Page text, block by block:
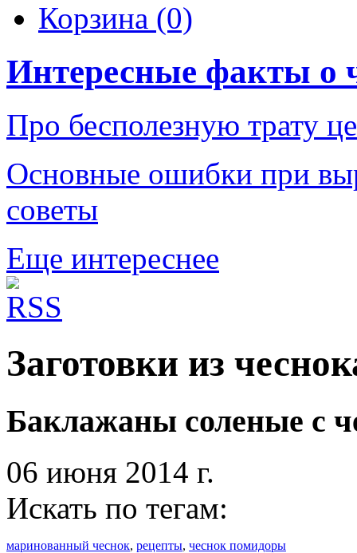
Корзина (0)
Интересные факты о
Про бесполезную трату
Основные ошибки при
советы
Еще интереснее
Заготовки из
Баклажаны соленые с
06 июня 2014 г.
Искать по тегам:
маринованный чеснок, рецепты, чеснок помидоры